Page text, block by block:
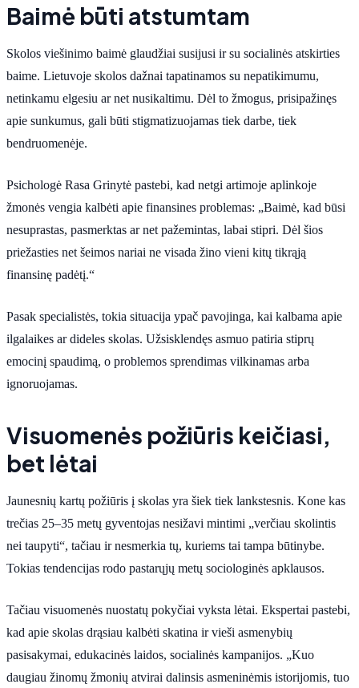
Baimė būti atstumtam
Skolos viešinimo baimė glaudžiai susijusi ir su socialinės atskirties
baime. Lietuvoje skolos dažnai tapatinamos su nepatikimumu,
netinkamu elgesiu ar net nusikaltimu. Dėl to žmogus, prisipažinęs
apie sunkumus, gali būti stigmatizuojamas tiek darbe, tiek
bendruomenėje.
Psichologė Rasa Grinytė pastebi, kad netgi artimoje aplinkoje
žmonės vengia kalbėti apie finansines problemas: „Baimė, kad būsi
nesuprastas, pasmerktas ar net pažemintas, labai stipri. Dėl šios
priežasties net šeimos nariai ne visada žino vieni kitų tikrąją
finansinę padėtį.“
Pasak specialistės, tokia situacija ypač pavojinga, kai kalbama apie
ilgalaikes ar dideles skolas. Užsisklendęs asmuo patiria stiprų
emocinį spaudimą, o problemos sprendimas vilkinamas arba
ignoruojamas.
Visuomenės požiūris keičiasi,
bet lėtai
Jaunesnių kartų požiūris į skolas yra šiek tiek lankstesnis. Kone kas
trečias 25–35 metų gyventojas nesižavi mintimi „verčiau skolintis
nei taupyti“, tačiau ir nesmerkia tų, kuriems tai tampa būtinybe.
Tokias tendencijas rodo pastarųjų metų sociologinės apklausos.
Tačiau visuomenės nuostatų pokyčiai vyksta lėtai. Ekspertai pastebi,
kad apie skolas drąsiau kalbėti skatina ir vieši asmenybių
pasisakymai, edukacinės laidos, socialinės kampanijos. „Kuo
daugiau žinomų žmonių atvirai dalinsis asmeninėmis istorijomis, tuo